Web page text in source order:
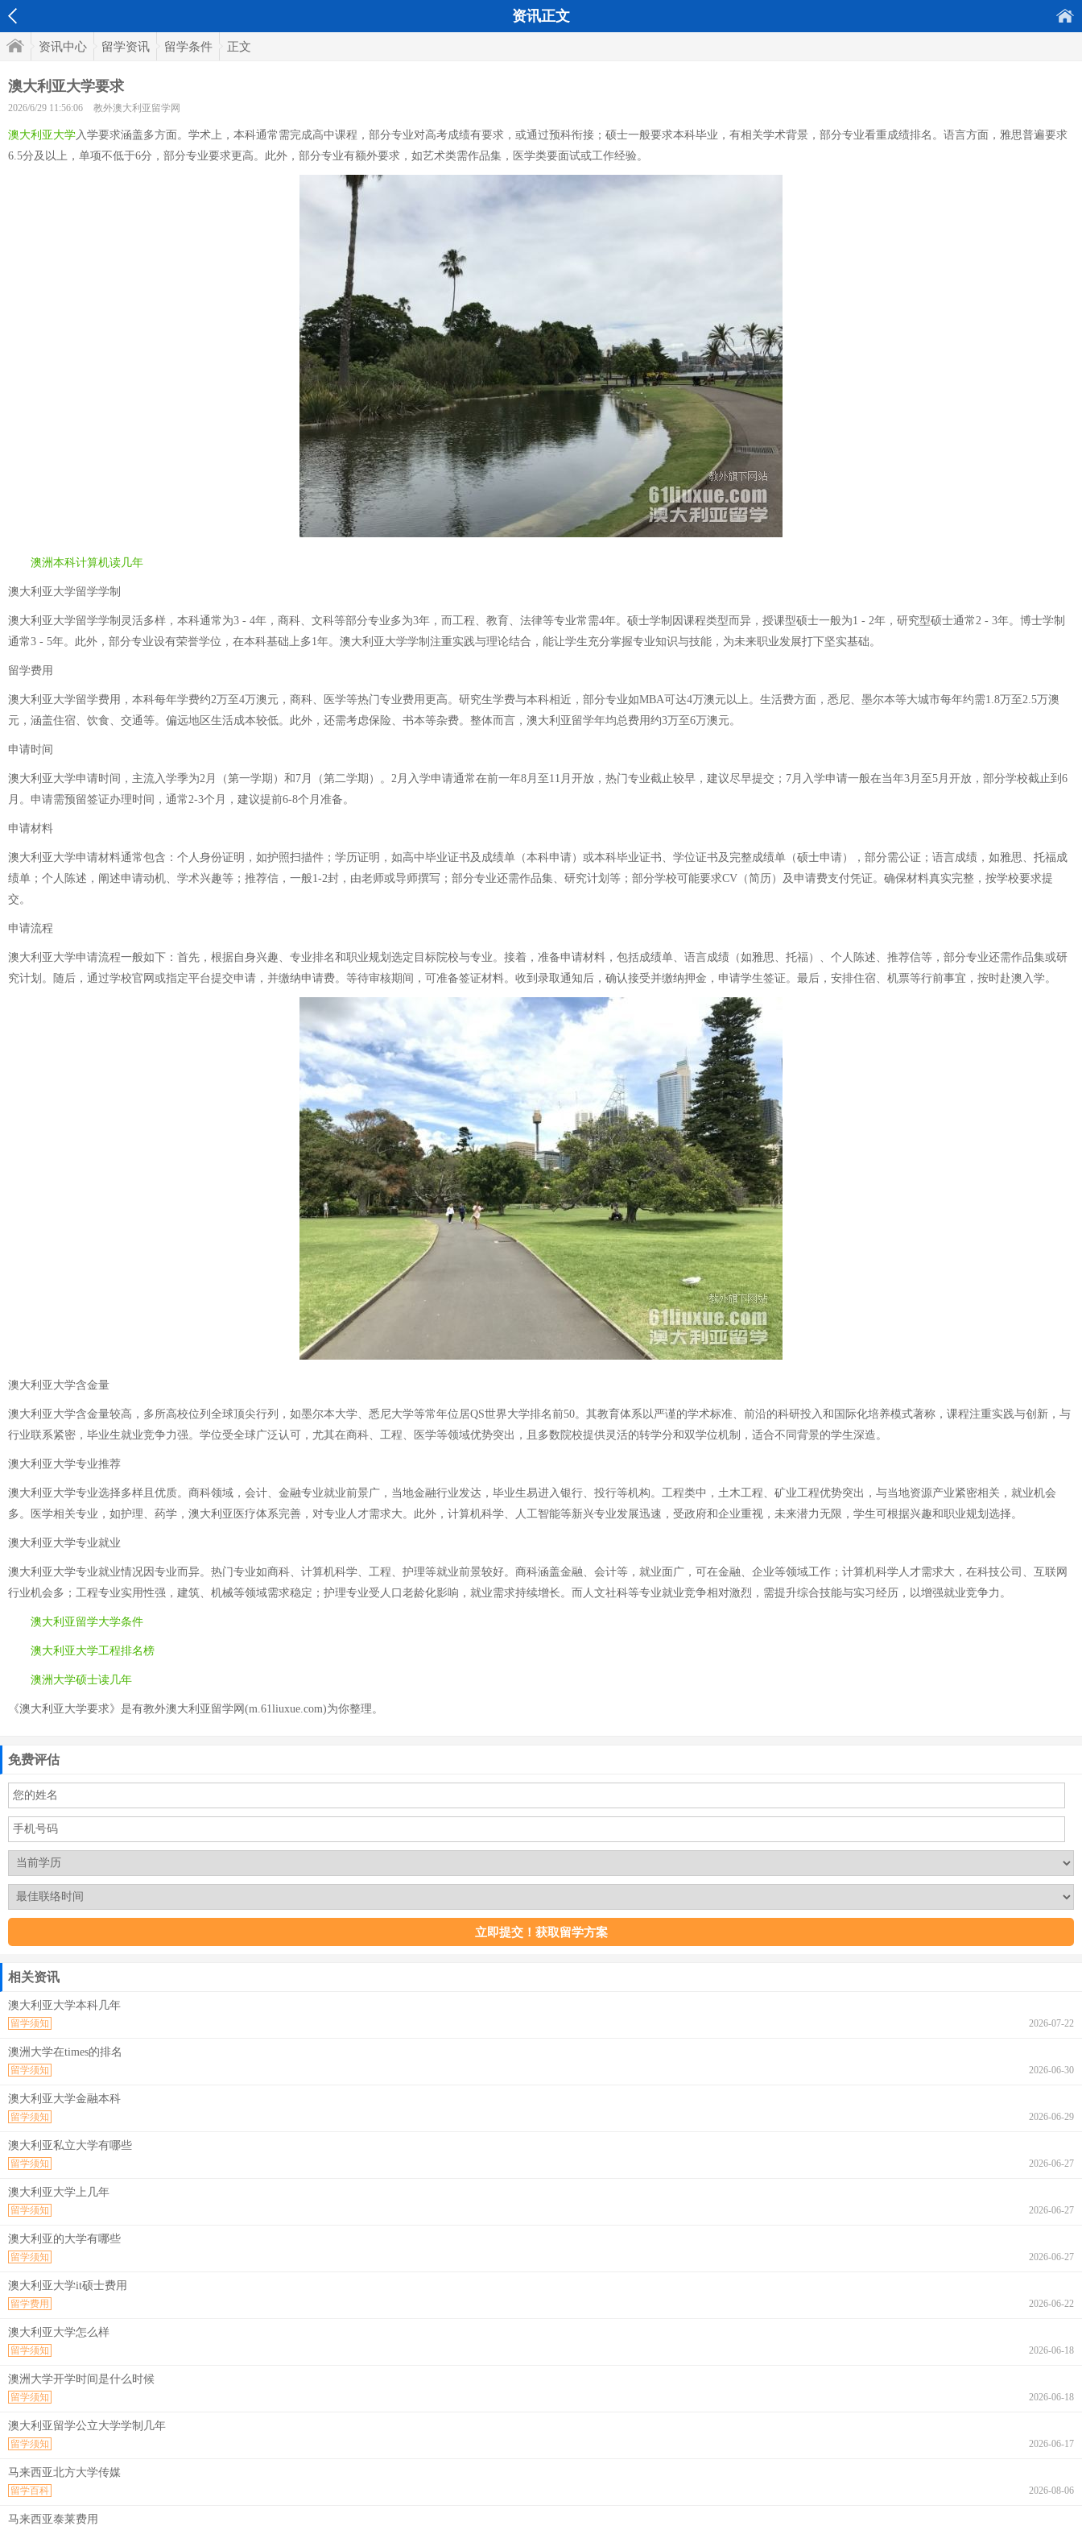
资讯正文
资讯中心 留学资讯 留学条件 正文
澳大利亚大学要求
2026/6/29 11:56:06 教外澳大利亚留学网
澳大利亚大学入学要求涵盖多方面。学术上，本科通常需完成高中课程，部分专业对高考成绩有要求，或通过预科衔接；硕士一般要求本科毕业，有相关学术背景，部分专业看重成绩排名。语言方面，雅思普遍要求
6.5分及以上，单项不低于6分，部分专业要求更高。此外，部分专业有额外要求，如艺术类需作品集，医学类要面试或工作经验。
澳洲本科计算机读几年
澳大利亚大学留学学制
澳大利亚大学留学学制灵活多样，本科通常为3 - 4年，商科、文科等部分专业多为3年，而工程、教育、法律等专业常需4年。硕士学制因课程类型而异，授课型硕士一般为1 - 2年，研究型硕士通常2 - 3年。博士学制
通常3 - 5年。此外，部分专业设有荣誉学位，在本科基础上多1年。澳大利亚大学学制注重实践与理论结合，能让学生充分掌握专业知识与技能，为未来职业发展打下坚实基础。
留学费用
澳大利亚大学留学费用，本科每年学费约2万至4万澳元，商科、医学等热门专业费用更高。研究生学费与本科相近，部分专业如MBA可达4万澳元以上。生活费方面，悉尼、墨尔本等大城市每年约需1.8万至2.5万澳
元，涵盖住宿、饮食、交通等。偏远地区生活成本较低。此外，还需考虑保险、书本等杂费。整体而言，澳大利亚留学年均总费用约3万至6万澳元。
申请时间
澳大利亚大学申请时间，主流入学季为2月（第一学期）和7月（第二学期）。2月入学申请通常在前一年8月至11月开放，热门专业截止较早，建议尽早提交；7月入学申请一般在当年3月至5月开放，部分学校截止到6
月。申请需预留签证办理时间，通常2-3个月，建议提前6-8个月准备。
申请材料
澳大利亚大学申请材料通常包含：个人身份证明，如护照扫描件；学历证明，如高中毕业证书及成绩单（本科申请）或本科毕业证书、学位证书及完整成绩单（硕士申请），部分需公证；语言成绩，如雅思、托福成
绩单；个人陈述，阐述申请动机、学术兴趣等；推荐信，一般1-2封，由老师或导师撰写；部分专业还需作品集、研究计划等；部分学校可能要求CV（简历）及申请费支付凭证。确保材料真实完整，按学校要求提
交。
申请流程
澳大利亚大学申请流程一般如下：首先，根据自身兴趣、专业排名和职业规划选定目标院校与专业。接着，准备申请材料，包括成绩单、语言成绩（如雅思、托福）、个人陈述、推荐信等，部分专业还需作品集或研
究计划。随后，通过学校官网或指定平台提交申请，并缴纳申请费。等待审核期间，可准备签证材料。收到录取通知后，确认接受并缴纳押金，申请学生签证。最后，安排住宿、机票等行前事宜，按时赴澳入学。
澳大利亚大学含金量
澳大利亚大学含金量较高，多所高校位列全球顶尖行列，如墨尔本大学、悉尼大学等常年位居QS世界大学排名前50。其教育体系以严谨的学术标准、前沿的科研投入和国际化培养模式著称，课程注重实践与创新，与
行业联系紧密，毕业生就业竞争力强。学位受全球广泛认可，尤其在商科、工程、医学等领域优势突出，且多数院校提供灵活的转学分和双学位机制，适合不同背景的学生深造。
澳大利亚大学专业推荐
澳大利亚大学专业选择多样且优质。商科领域，会计、金融专业就业前景广，当地金融行业发达，毕业生易进入银行、投行等机构。工程类中，土木工程、矿业工程优势突出，与当地资源产业紧密相关，就业机会
多。医学相关专业，如护理、药学，澳大利亚医疗体系完善，对专业人才需求大。此外，计算机科学、人工智能等新兴专业发展迅速，受政府和企业重视，未来潜力无限，学生可根据兴趣和职业规划选择。
澳大利亚大学专业就业
澳大利亚大学专业就业情况因专业而异。热门专业如商科、计算机科学、工程、护理等就业前景较好。商科涵盖金融、会计等，就业面广，可在金融、企业等领域工作；计算机科学人才需求大，在科技公司、互联网
行业机会多；工程专业实用性强，建筑、机械等领域需求稳定；护理专业受人口老龄化影响，就业需求持续增长。而人文社科等专业就业竞争相对激烈，需提升综合技能与实习经历，以增强就业竞争力。
澳大利亚留学大学条件
澳大利亚大学工程排名榜
澳洲大学硕士读几年
《澳大利亚大学要求》是有教外澳大利亚留学网(m.61liuxue.com)为你整理。
免费评估
相关资讯
澳大利亚大学本科几年
2026-07-22
留学须知
澳洲大学在times的排名
2026-06-30
留学须知
澳大利亚大学金融本科
2026-06-29
留学须知
澳大利亚私立大学有哪些
2026-06-27
留学须知
澳大利亚大学上几年
2026-06-27
留学须知
澳大利亚的大学有哪些
2026-06-27
留学须知
澳大利亚大学it硕士费用
2026-06-22
留学费用
澳大利亚大学怎么样
2026-06-18
留学须知
澳洲大学开学时间是什么时候
2026-06-18
留学须知
澳大利亚留学公立大学学制几年
2026-06-17
留学须知
马来西亚北方大学传媒
2026-08-06
留学百科
马来西亚泰莱费用